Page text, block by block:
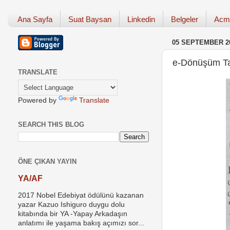
Ana Sayfa Suat Baysan Linkedin Belgeler
05 SEPTEMBER
e-Dönüşüm
TRANSLATE
Powered by Translate
SEARCH THIS BLOG
ÖNE ÇIKAN YAYIN
YA/AF
2017 Nobel Edebiyat ödülünü kazanan
yazar Kazuo Ishiguro duygu dolu
kitabında bir YA -Yapay Arkadaşın
anlatımı ile yaşama bakış açımızı sor...